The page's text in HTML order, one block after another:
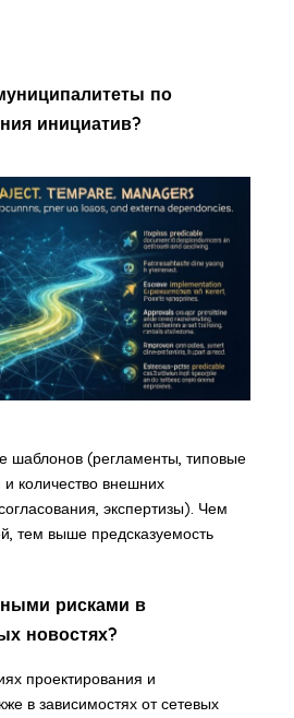
по
инициатив?
шаблонов (регламенты, типовые
количество внешних
экспертизы). Чем
тем выше предсказуемость
рисками в
новостях?
проектирования и
в зависимостях от сетевых